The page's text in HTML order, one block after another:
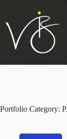
Portfolio Category: